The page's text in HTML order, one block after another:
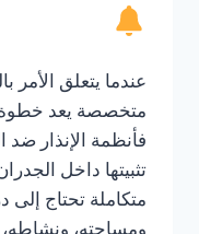
عندما يتعلق الأمر
متخصصة يعد خطوة
فأنظمة الإنذار
تثبيتها داخل
متكاملة تحتاج إلى